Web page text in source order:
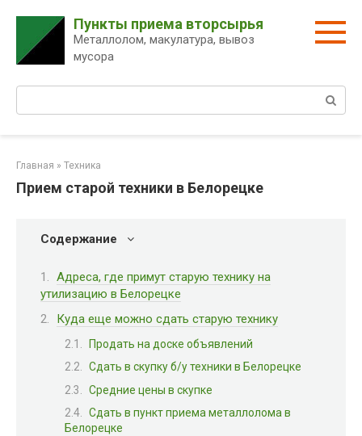
контенту
Пункты приема вторсырья
Металлолом, макулатура, вывоз
мусора
Главная » Техника
Прием старой техники в Белорецке
Содержание
Адреса, где примут старую технику на
утилизацию в Белорецке
Куда еще можно сдать старую технику
Продать на доске объявлений
Сдать в скупку б/у техники в Белорецке
Средние цены в скупке
Сдать в пункт приема металлолома в
Белорецке